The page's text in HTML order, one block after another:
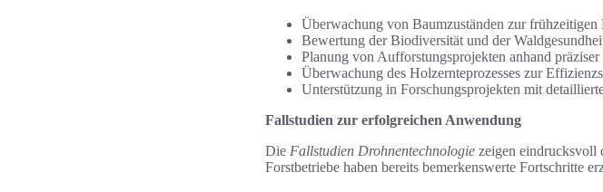
Überwachung von Baumzuständen zur
Bewertung der Biodiversität und der
Planung von Aufforstungsprojekten anhand präziser
Überwachung des Holzernteprozesses zur
Unterstützung in Forschungsprojekten mit
Fallstudien zur erfolgreichen Anwendung
Die Fallstudien Drohnentechnologie zeigen eindrucksvoll
Forstbetriebe haben bereits bemerkenswerte Fortschritte